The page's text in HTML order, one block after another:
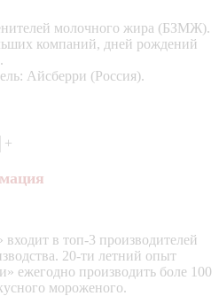
молочного жира (БЗМЖ).
компаний, дней рождений
Айсберри (Россия).
+
в топ-3 производителей
20-ти летний опыт
ежегодно производить боле 100
мороженого.